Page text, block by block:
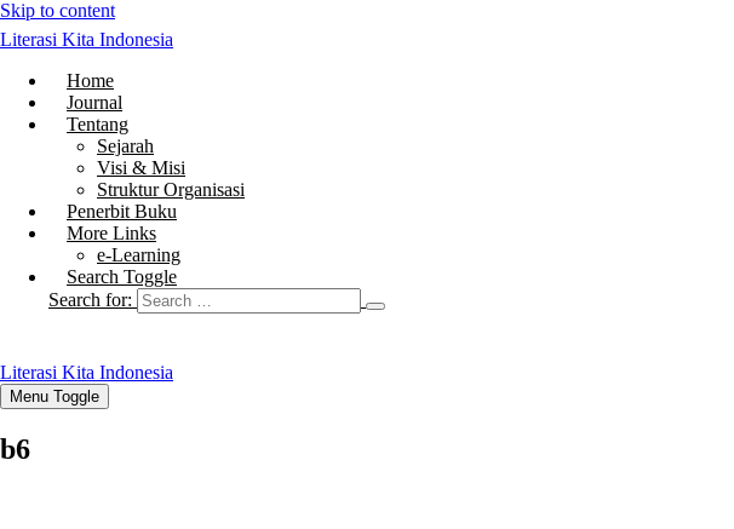
Skip to content
Literasi Kita Indonesia
Home
Journal
Tentang
Sejarah
Visi & Misi
Struktur Organisasi
Penerbit Buku
More Links
e-Learning
Search Toggle
Search for:
Literasi Kita Indonesia
Menu Toggle
b6